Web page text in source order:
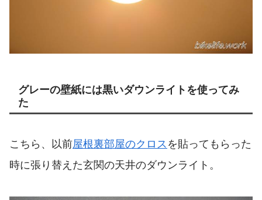
グレーの壁紙には黒いダウンライトを使ってみ
た
こちら、以前屋根裏部屋のクロス を貼ってもらった
時に張り替えた玄関の天井のダウンライト。